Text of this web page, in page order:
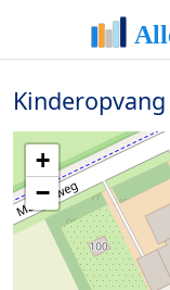
Kinderopvang
+
−